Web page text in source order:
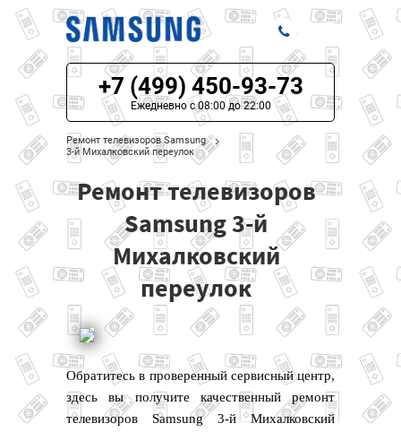
ЦЕНЫ НА РЕМОНТ
О СЕРВИСЕ
МОДЕЛИ SAMSUNG
НАШИ КОНТАКТЫ
+7 (499) 450-93-73
Ежедневно с 08:00 до 22:00
Ремонт телевизоров Samsung
3-й Михалковский переулок
Ремонт телевизоров
Samsung 3-й
Михалковский
переулок
Обратитесь в проверенный сервисный центр,
здесь вы получите качественный ремонт
телевизоров Samsung 3-й Михалковский